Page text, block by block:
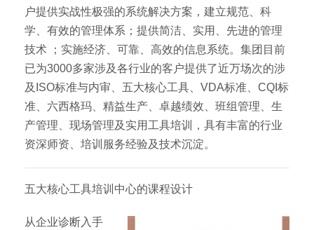
户提供实战性极强的系统解决方案，建立规范、科
学、有效的管理体系；提供简洁、实用、先进的管理
技术 ；实施经济、可靠、高效的信息系统。集团目前
已为3000多家涉及各行业的客户提供了近万场次的涉
及ISO标准与内审、五大核心工具、VDA标准、CQI标
准、六西格玛、精益生产、卓越绩效、班组管理、生
产管理、现场管理及实用工具培训，具有丰富的行业
资深师资、培训服务经验及技术沉淀。
五大核心工具培训中心的课程设计
从企业诊断入手